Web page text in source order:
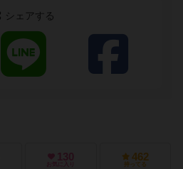
シェアする
130
お気に入り
462
持ってる